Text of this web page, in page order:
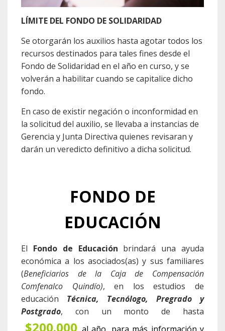
LÍMITE DEL FONDO DE SOLIDARIDAD
Se otorgarán los auxilios hasta agotar todos los
recursos destinados para tales fines desde el
Fondo de Solidaridad en el año en curso, y se
volverán a habilitar cuando se capitalice dicho
fondo.
En caso de existir negación o inconformidad en
la solicitud del auxilio, se llevaba a instancias de
Gerencia y Junta Directiva quienes revisaran y
darán un veredicto definitivo a dicha solicitud.
FONDO DE
EDUCACIÓN
El Fondo de Educación brindará una ayuda
económica a los asociados(as) y sus familiares
(Beneficiarios de la Caja de Compensación
Comfenalco Quindío), en los estudios de
educación Técnica, Tecnólogo, Pregrado y
Postgrado, con un monto de hasta
$200.000